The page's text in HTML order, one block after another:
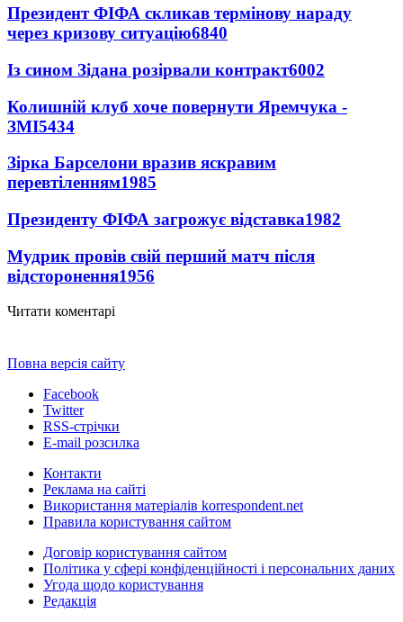
Президент ФІФА скликав термінову нараду
через кризову ситуацію6840
Із сином Зідана розірвали контракт6002
Колишній клуб хоче повернути Яремчука -
ЗМІ5434
Зірка Барселони вразив яскравим
перевтіленням1985
Президенту ФІФА загрожує відставка1982
Мудрик провів свій перший матч після
відсторонення1956
Читати коментарі
Повна версія сайту
Facebook
Twitter
RSS-стрічки
E-mail розсилка
Контакти
Реклама на сайті
Використання матеріалів korrespondent.net
Правила користування сайтом
Договір користування сайтом
Політика у сфері конфіденційності і персональних даних
Угода щодо користування
Редакція